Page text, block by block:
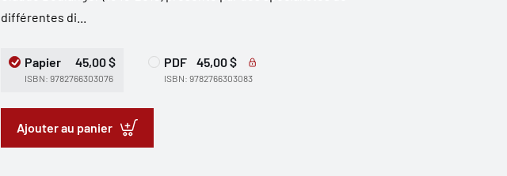
différentes di...
Papier 45,00 $
ISBN: 9782766303076
PDF 45,00 $
ISBN: 9782766303083
Ajouter au panier